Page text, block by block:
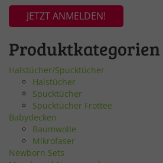
JETZT ANMELDEN!
Produktkategorien
Halstücher/Spucktücher
Halstücher
Spucktücher
Spucktücher Frottee
Babydecken
Baumwolle
Mikrofaser
Newborn Sets